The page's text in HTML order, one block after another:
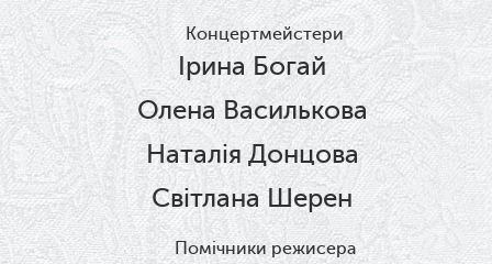
Концертмейстери
Ірина Богай
Олена Василькова
Наталія Донцова
Світлана Шерен
Помічники режисера